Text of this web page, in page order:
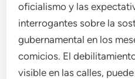
oficialismo y las
interrogantes sobre la
gubernamental en los
comicios. El
visible en las calles,